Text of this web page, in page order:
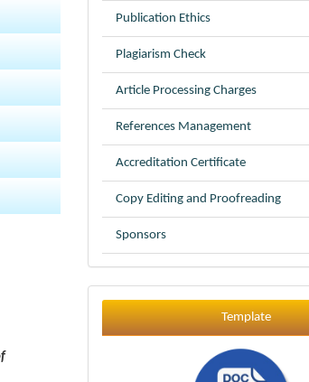
Publication Ethics
Plagiarism Check
Article Processing Charges
References Management
Accreditation Certificate
Copy Editing and Proofreading
Sponsors
Template
Template